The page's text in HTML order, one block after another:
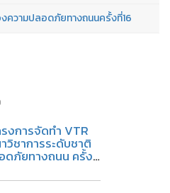
งความปลอดภัยทางถนนครั้งที่16
งการจัดทำ VTR
วิชาการระดับชาติ
ดภัยทางถนน ครั้งที่